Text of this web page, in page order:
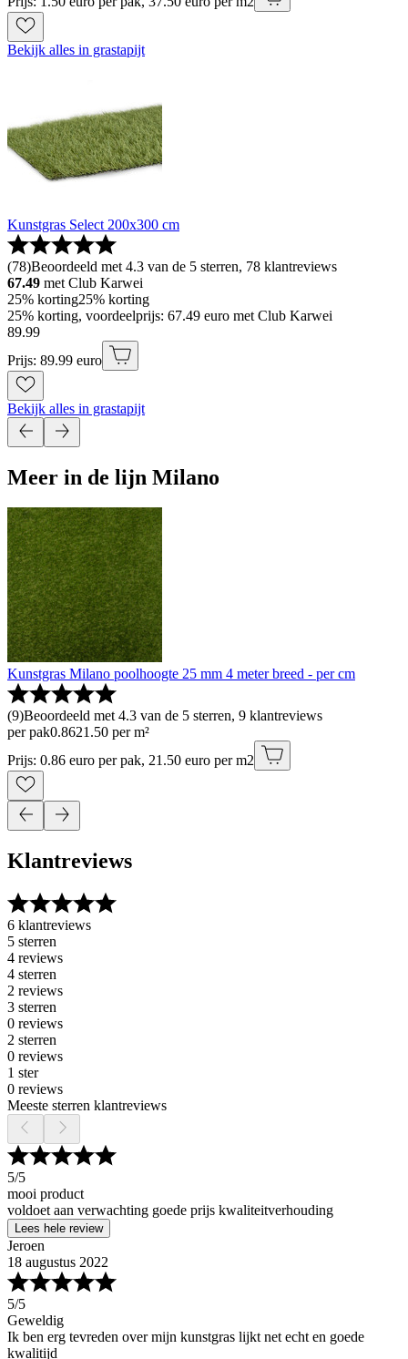
Bekijk alles in grastapijt
Kunstgras Select 200x300 cm
(78)Beoordeeld met 4.3 van de 5 sterren, 78 klantreviews
67.49 met Club Karwei
25% korting25% korting
25% korting, voordeelprijs: 67.49 euro met Club Karwei
89.99
Prijs: 89.99 euro
Bekijk alles in grastapijt
Meer in de lijn Milano
Kunstgras Milano poolhoogte 25 mm 4 meter breed - per cm
(9)Beoordeeld met 4.3 van de 5 sterren, 9 klantreviews
per pak0.8621.50 per m²
Prijs: 0.86 euro per pak, 21.50 euro per m2
Klantreviews
6 klantreviews
5 sterren
4 reviews
4 sterren
2 reviews
3 sterren
0 reviews
2 sterren
0 reviews
1 ster
0 reviews
Meeste sterren klantreviews
5/5
mooi product
voldoet aan verwachting goede prijs kwaliteitverhouding
Lees hele review
Jeroen
18 augustus 2022
5/5
Geweldig
Ik ben erg tevreden over mijn kunstgras lijkt net echt en goede
kwalitijd